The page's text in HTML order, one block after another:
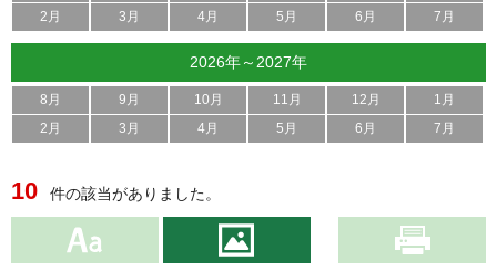
2月
3月 4月 5月 6月 7月
2026年～2027年
8月 9月 10月 11月 12月
1月
2月
3月 4月 5月 6月 7月
10 件の該当がありました。